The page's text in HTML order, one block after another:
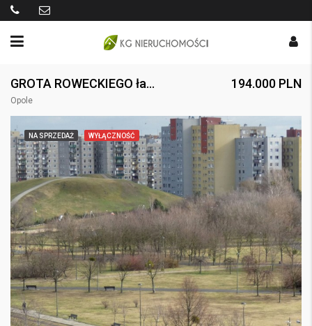
GROTA ROWECKIEGO ładna kawalerka z potencjałem
Opole
194.000 PLN
NA SPRZEDAŻ WYŁĄCZNOŚĆ